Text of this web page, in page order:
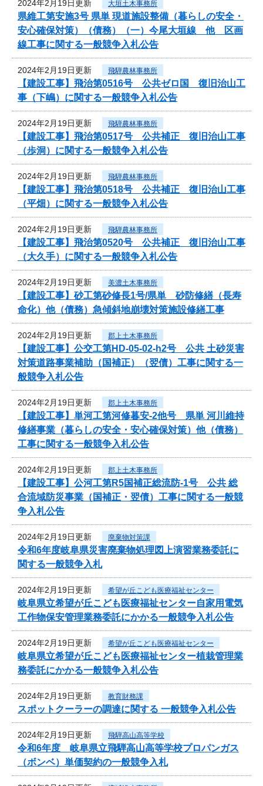
2024年2月19日更新 大垣土木事務所
県維工第安施3号 県単 現道施設整備（暮らしの安全・
安心確保対策）（債務）（一）今尾大垣線 他 区画
線工事に関する一般競争入札公告
2024年2月19日更新 飛騨農林事務所
【建設工事】飛治第0516号 公共ゼロ国 復旧治山工
事（下嶋）に関する一般競争入札公告
2024年2月19日更新 飛騨農林事務所
【建設工事】飛治第0517号 公共補正 復旧治山工事
（歩洞）に関する一般競争入札公告
2024年2月19日更新 飛騨農林事務所
【建設工事】飛治第0518号 公共補正 復旧治山工事
（平畑）に関する一般競争入札公告
2024年2月19日更新 飛騨農林事務所
【建設工事】飛治第0520号 公共補正 復旧治山工事
（大久手）に関する一般競争入札公告
2024年2月19日更新 美濃土木事務所
【建設工事】砂工第砂修長1号/県単 砂防修繕（長寿
命化）他（債務）急傾斜地崩壊対策施設修繕工事
2024年2月19日更新 郡上土木事務所
【建設工事】公交工第HD-05-02-h2号 公共 土砂災害
対策道路事業補助（国補正）（翌債）工事に関する一
般競争入札公告
2024年2月19日更新 郡上土木事務所
【建設工事】単河工第河修暮安-2他号 県単 河川維持
修繕事業（暮らしの安全・安心確保対策）他（債務）
工事に関する一般競争入札公告
2024年2月19日更新 郡上土木事務所
【建設工事】公河工第R5国補正総流防-1号 公共 総
合流域防災事業（国補正・翌債）工事に関する一般競
争入札公告
2024年2月19日更新 廃棄物対策課
令和6年度岐阜県災害廃棄物処理図上演習業務委託に
関する一般競争入札
2024年2月19日更新 希望が丘こども医療福祉センター
岐阜県立希望が丘こども医療福祉センター自家用電気
工作物保安管理業務委託にかかる一般競争入札公告
2024年2月19日更新 希望が丘こども医療福祉センター
岐阜県立希望が丘こども医療福祉センター植栽管理業
務委託にかかる一般競争入札公告
2024年2月19日更新 教育財務課
スポットクーラーの調達に関する 一般競争入札公告
2024年2月19日更新 飛騨高山高等学校
令和6年度 岐阜県立飛騨高山高等学校プロパンガス
（ボンベ）単価契約の一般競争入札